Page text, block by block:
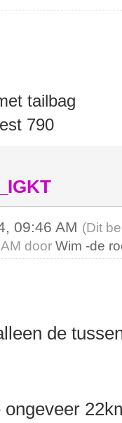
tailbag
790
09:46 AM (Dit
doorWim -de
de
ongeveer